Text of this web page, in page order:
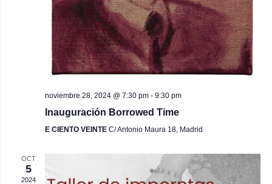
noviembre 28, 2024 @ 7:30 pm- 9:30 pm
Inauguración Borrowed Time
E CIENTO VEINTE C/ Antonio Maura 18, Madrid
OCT
5
2024